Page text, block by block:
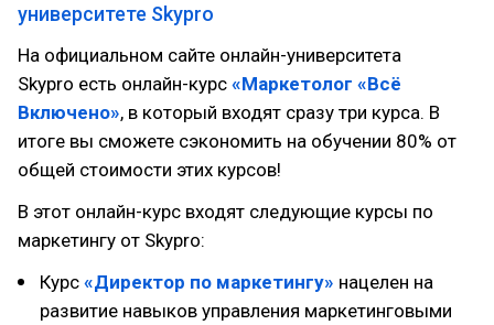
университете Skypro
На официальном сайте онлайн-университета
Skypro есть онлайн-курс «Маркетолог «Всё
Включено», в который входят сразу три курса. В
итоге вы сможете сэкономить на обучении 80% от
общей стоимости этих курсов!
В этот онлайн-курс входят следующие курсы по
маркетингу от Skypro:
Курс «Директор по маркетингу» нацелен на
развитие навыков управления маркетинговыми